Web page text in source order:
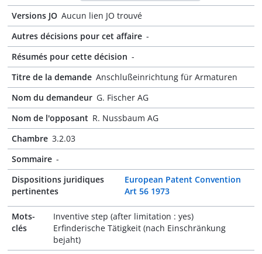
Versions JO Aucun lien JO trouvé
Autres décisions pour cet affaire -
Résumés pour cette décision -
Titre de la demande Anschlußeinrichtung für Armaturen
Nom du demandeur G. Fischer AG
Nom de l'opposant R. Nussbaum AG
Chambre 3.2.03
Sommaire -
Dispositions juridiques
pertinentes
European Patent Convention
Art 56 1973
Mots-
clés
Inventive step (after limitation : yes)
Erfinderische Tätigkeit (nach Einschränkung
bejaht)